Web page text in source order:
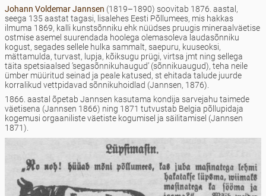
Johann Voldemar Jannsen (1819–1890) soovitab 1876. aastal,
seega 135 aastat tagasi, lisalehes Eesti Põllumees, mis hakkas
ilmuma 1869, kalli kunstsõnniku ehk nüüdses pruugis mineraalväetise
ostmise asemel suurendada hoolega olemasoleva laudasõnniku
kogust, segades sellele hulka sammalt, saepuru, kuuseoksi,
mättamulda, turvast, lupja, kõiksugu prügi, virtsa jmt ning sellega
täita spetsiaalsed ’segasõnnikuhaugud’ (sõnnikuaugud), teha neile
ümber müüritud seinad ja peale katused, st ehitada talude juurde
korralikud vettpidavad sõnnikuhoidlad (Jannsen, 1876).
1866. aastal õpetab Jannsen kasutama kondija sarvejahu taimede
väetisena (Jannsen 1866) ning 1871 tutvustab Belgia põllupidaja
kogemusi orgaaniliste väetiste kogumisel ja säilitamisel (Jannsen
1871).